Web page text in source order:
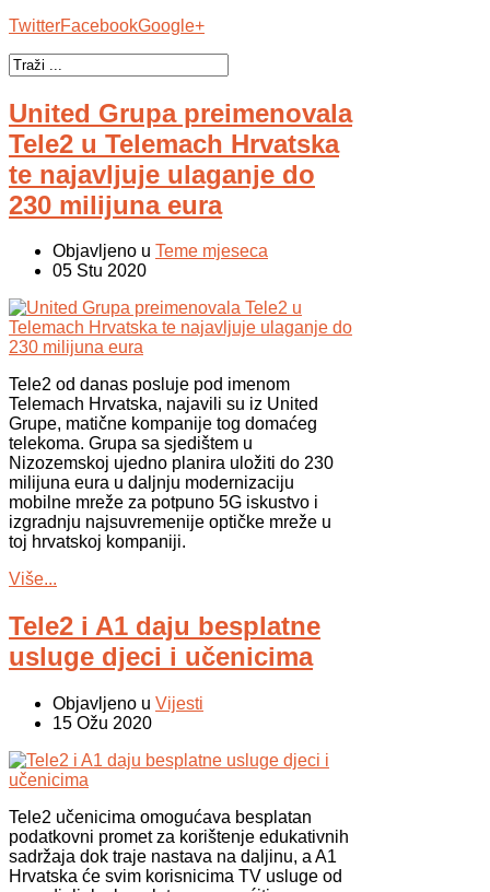
TwitterFacebookGoogle+
United Grupa preimenovala
Tele2 u Telemach Hrvatska
te najavljuje ulaganje do
230 milijuna eura
Objavljeno u Teme mjeseca
05 Stu 2020
Tele2 od danas posluje pod imenom
Telemach Hrvatska, najavili su iz United
Grupe, matične kompanije tog domaćeg
telekoma. Grupa sa sjedištem u
Nizozemskoj ujedno planira uložiti do 230
milijuna eura u daljnju modernizaciju
mobilne mreže za potpuno 5G iskustvo i
izgradnju najsuvremenije optičke mreže u
toj hrvatskoj kompaniji.
Više...
Tele2 i A1 daju besplatne
usluge djeci i učenicima
Objavljeno u Vijesti
15 Ožu 2020
Tele2 učenicima omogućava besplatan
podatkovni promet za korištenje edukativnih
sadržaja dok traje nastava na daljinu, a A1
Hrvatska će svim korisnicima TV usluge od